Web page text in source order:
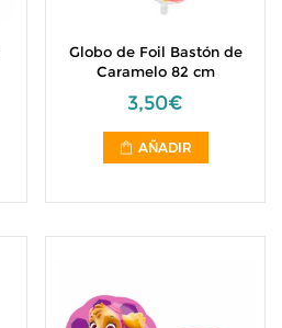
Globo de Foil Bastón de
Caramelo 82 cm
3,50€
AÑADIR